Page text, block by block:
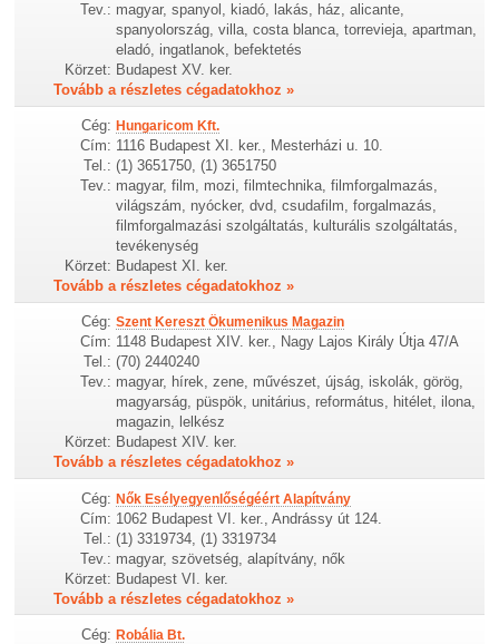
Tev.: magyar, spanyol, kiadó, lakás, ház, alicante,
spanyolország, villa, costa blanca, torrevieja, apartman,
eladó, ingatlanok, befektetés
Körzet: Budapest XV. ker.
Tovább a részletes cégadatokhoz »
Cég: Hungaricom Kft.
Cím: 1116 Budapest XI. ker., Mesterházi u. 10.
Tel.: (1) 3651750, (1) 3651750
Tev.: magyar, film, mozi, filmtechnika, filmforgalmazás,
világszám, nyócker, dvd, csudafilm, forgalmazás,
filmforgalmazási szolgáltatás, kulturális szolgáltatás,
tevékenység
Körzet: Budapest XI. ker.
Tovább a részletes cégadatokhoz »
Cég: Szent Kereszt Ökumenikus Magazin
Cím: 1148 Budapest XIV. ker., Nagy Lajos Király Útja 47/A
Tel.: (70) 2440240
Tev.: magyar, hírek, zene, művészet, újság, iskolák, görög,
magyarság, püspök, unitárius, református, hitélet, ilona,
magazin, lelkész
Körzet: Budapest XIV. ker.
Tovább a részletes cégadatokhoz »
Cég: Nők Esélyegyenlőségéért Alapítvány
Cím: 1062 Budapest VI. ker., Andrássy út 124.
Tel.: (1) 3319734, (1) 3319734
Tev.: magyar, szövetség, alapítvány, nők
Körzet: Budapest VI. ker.
Tovább a részletes cégadatokhoz »
Cég: Robália Bt.